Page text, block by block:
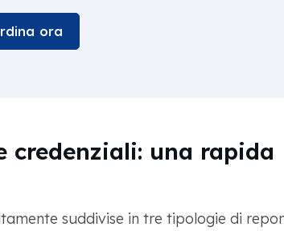
ora
una rapida
suddivise in tre tipologie di